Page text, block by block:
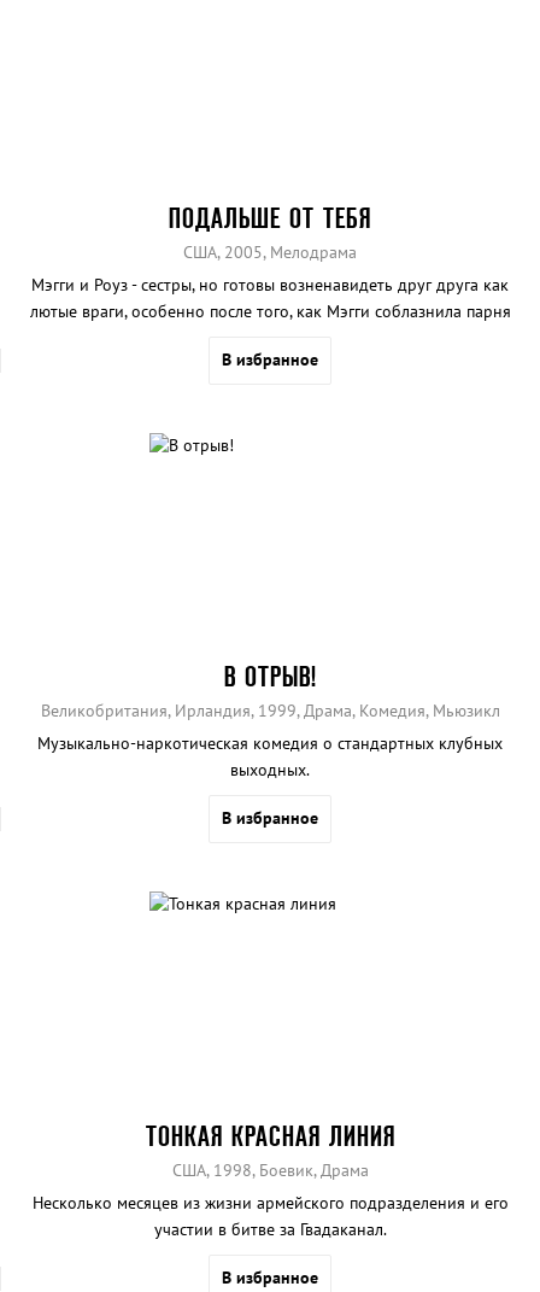
ПОДАЛЬШЕ ОТ ТЕБЯ
США, 2005, Мелодрама
Мэгги и Роуз - сестры, но готовы возненавидеть друг друга как
лютые враги, особенно после того, как Мэгги соблазнила парня
бабушка, о которой они ничего не знали, в исполнении
В избранное
В ОТРЫВ!
Великобритания, Ирландия, 1999, Драма, Комедия, Мьюзикл
Музыкально-наркотическая комедия о стандартных клубных
выходных.
В избранное
ТОНКАЯ КРАСНАЯ ЛИНИЯ
США, 1998, Боевик, Драма
Несколько месяцев из жизни армейского подразделения и его
участии в битве за Гвадаканал.
В избранное